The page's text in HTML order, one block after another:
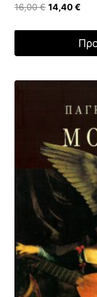
16,00€ Original
16,00 €.
14,40€